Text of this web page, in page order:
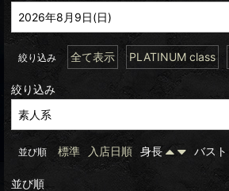
絞り込み 全て表示 PLATINUM class
絞り込み
並び順 標準 入店日順 身長 バスト
並び順